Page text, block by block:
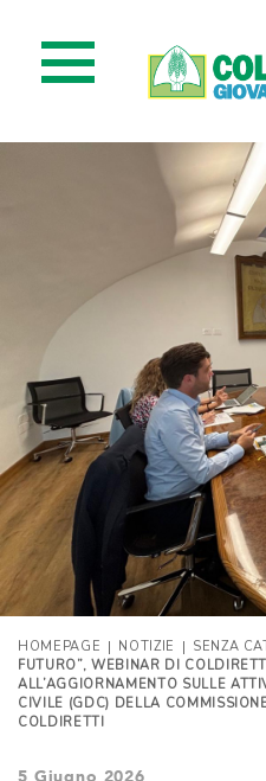
HOMEPAGE | NOTIZIE | SENZA
FUTURO”, WEBINAR DI
ALL’AGGIORNAMENTO SULLE
CIVILE (GDC) DELLA
COLDIRETTI
5 Giugno 2026